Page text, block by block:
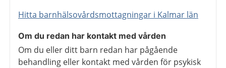
Hitta barnhälsovårdsmottagningar i Kalmar län
Om du redan har kontakt med vården
Om du eller ditt barn redan har pågående
behandling eller kontakt med vården för psykisk